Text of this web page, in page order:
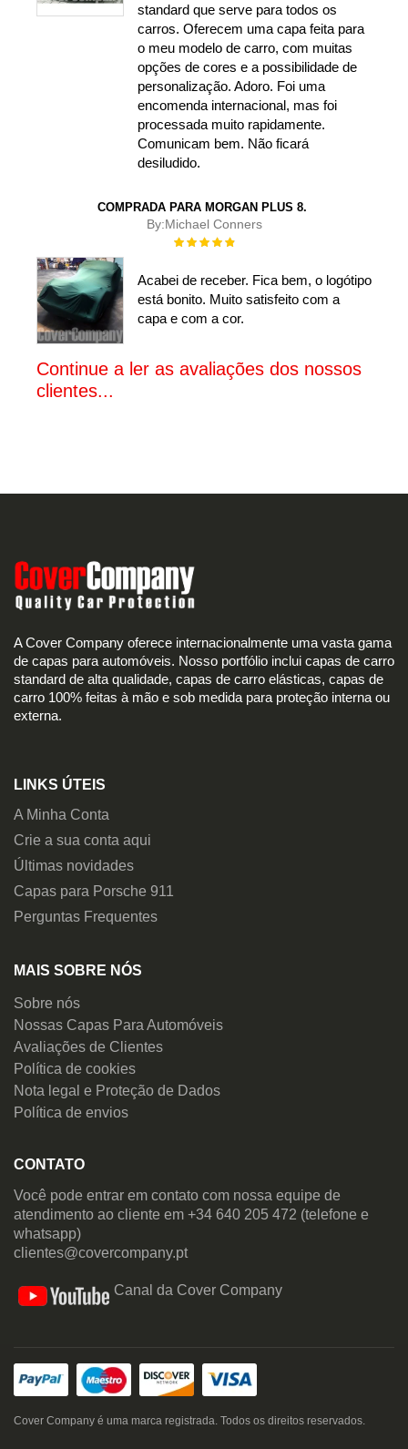
standard que serve para todos os
carros. Oferecem uma capa feita para
o meu modelo de carro, com muitas
opções de cores e a possibilidade de
personalização. Adoro. Foi uma
encomenda internacional, mas foi
processada muito rapidamente.
Comunicam bem. Não ficará
desiludido.
COMPRADA PARA MORGAN PLUS 8.
By:Michael Conners
Rating:
Acabei de receber. Fica bem, o logótipo
está bonito. Muito satisfeito com a
capa e com a cor.
Continue a ler as avaliações dos nossos
clientes...
A Cover Company oferece internacionalmente uma vasta gama
de capas para automóveis. Nosso portfólio inclui capas de carro
standard de alta qualidade, capas de carro elásticas, capas de
carro 100% feitas à mão e sob medida para proteção interna ou
externa.
LINKS ÚTEIS
A Minha Conta
Crie a sua conta aqui
Últimas novidades
Capas para Porsche 911
Perguntas Frequentes
MAIS SOBRE NÓS
Sobre nós
Nossas Capas Para Automóveis
Avaliações de Clientes
Política de cookies
Nota legal e Proteção de Dados
Política de envios
CONTATO
Você pode entrar em contato com nossa equipe de
atendimento ao cliente em +34 640 205 472 (telefone e
whatsapp)
clientes@covercompany.pt
Canal da Cover Company
Cover Company é uma marca registrada. Todos os direitos reservados.